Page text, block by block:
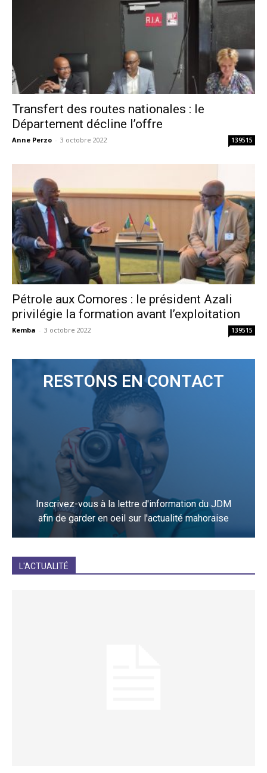
Transfert des routes nationales : le
Département décline l’offre
Anne Perzo - 3 octobre 2022 139515
Pétrole aux Comores : le président Azali
privilégie la formation avant l’exploitation
Kemba - 3 octobre 2022 139515
RESTONS EN CONTACT
Inscrivez-vous à la lettre d'information du JDM
afin de garder en oeil sur l'actualité mahoraise
L'ACTUALITÉ